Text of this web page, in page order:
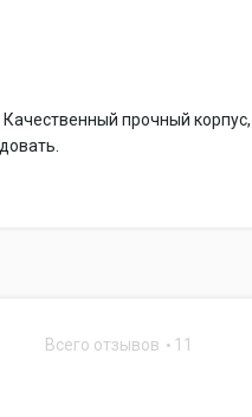
прочный корпус,
Всего отзывов 11